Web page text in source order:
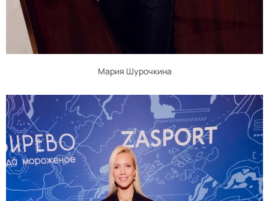
Мария Шурочкина